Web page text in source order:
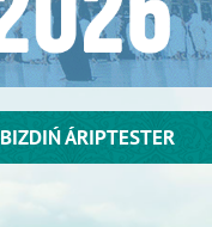
BІZDІŃ ÁRІPTESTER